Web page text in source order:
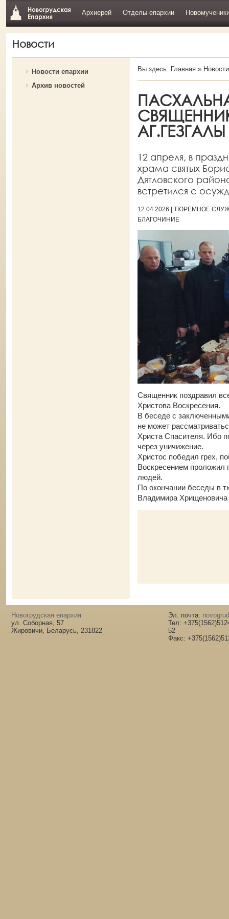
Архиерей Отделы епархии
Новости
Новости епархии
Архив новостей
Вы здесь: Главная» Новости
АГ.ГЕЗГАЛЫ
12 апреля, в
храма святых
Дятловского
встретился с
12.04.2026 | ТЮРЕМНОЕ
БЛАГОЧИНИЕ
Священник поздравил
Христова Воскресения.
В беседе с
не может
Христа Спасителя. Ибо
через уничижение.
Христос победил грех,
Воскресением проложил
людей.
По окончании беседы в
Владимира
Новогрудская епархия
ул. Соборная, 57
Жировичи, Беларусь, 231822
Эл. почта:
Тел:
52
Факс: